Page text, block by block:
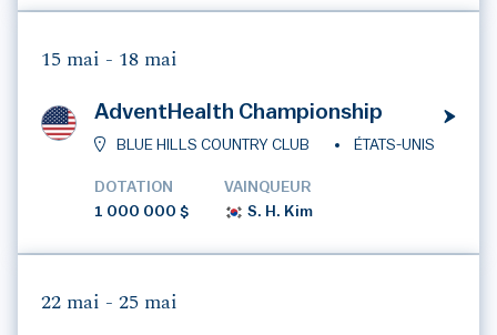
15 mai - 18 mai
AdventHealth Championship
BLUE HILLS COUNTRY CLUB ÉTATS-UNIS
DOTATION
1 000 000 $
VAINQUEUR
S. H. Kim
22 mai - 25 mai